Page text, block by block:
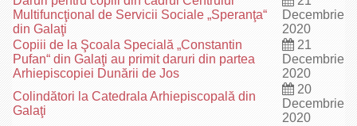
Multifuncţional de Servicii Sociale „Speranţa“
din Galaţi
Decembrie
2020
Copiii de la Şcoala Specială „Constantin
Pufan“ din Galaţi au primit daruri din partea
Arhiepiscopiei Dunării de Jos
21
Decembrie
2020
Colindători la Catedrala Arhiepiscopală din
Galaţi
20
Decembrie
2020